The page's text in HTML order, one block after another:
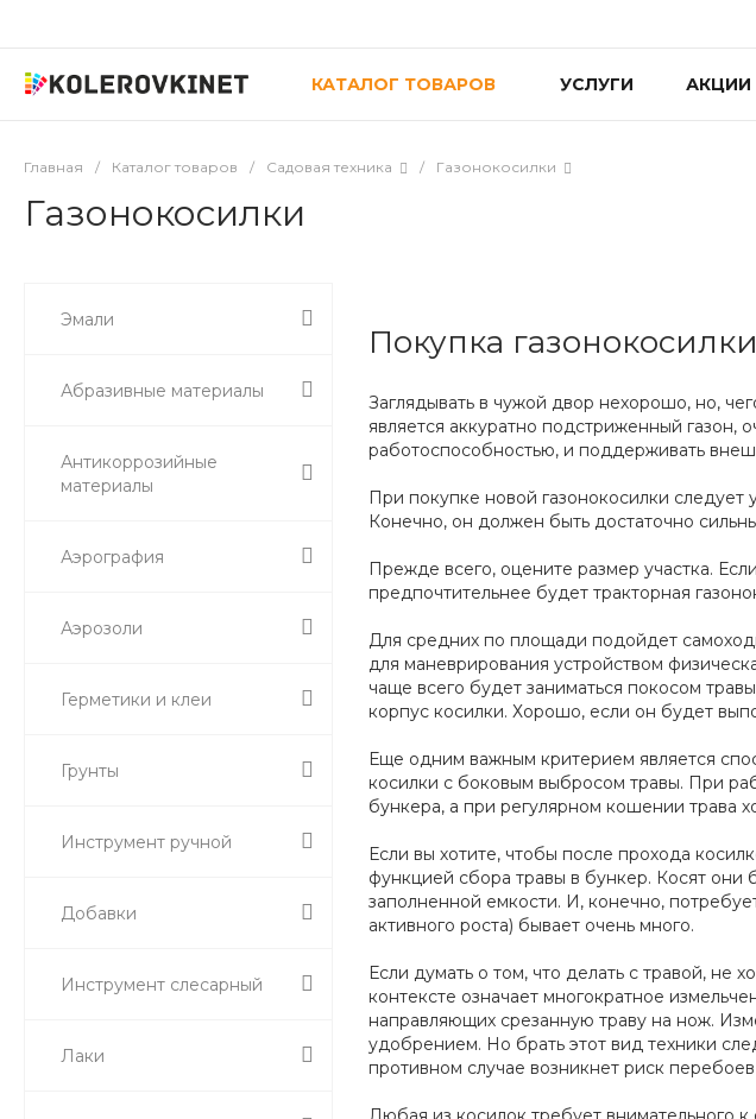
КАТАЛОГ ТОВАРОВ УСЛУГИ АКЦИИ
Главная / Каталог товаров / Садовая техника / Газонокосилки
Газонокосилки
Эмали
Абразивные материалы
Антикоррозийные
материалы
Аэрография
Аэрозоли
Герметики и клеи
Грунты
Инструмент ручной
Добавки
Инструмент слесарный
Лаки
Покупка
Заглядывать в чужой двор нехорошо, но,
является аккуратно подстриженный
работоспособностью, и поддерживать
При покупке новой газонокосилки следует
Конечно, он должен быть достаточно
Прежде всего, оцените размер участка.
предпочтительнее будет тракторная
Для средних по площади подойдет
для маневрирования устройством
чаще всего будет заниматься покосом
корпус косилки. Хорошо, если он будет
Еще одним важным критерием является
косилки с боковым выбросом травы. При
бункера, а при регулярном кошении трава
Если вы хотите, чтобы после прохода
функцией сбора травы в бункер. Косят
заполненной емкости. И, конечно,
активного роста) бывает очень много.
Если думать о том, что делать с травой, не
контексте означает многократное
направляющих срезанную траву на нож.
удобрением. Но брать этот вид техники
противном случае возникнет риск